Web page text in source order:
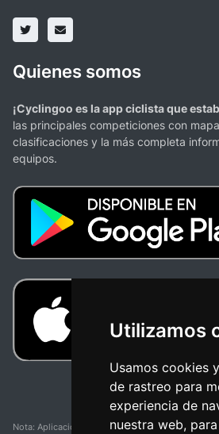
Utilizamos
Usamos cookies
de rastreo para
experiencia de
nuestra web,
Quienes somos
¡Cyclingoo es la app ciclista que
las principales competiciones con
clasificaciones y la más completa
equipos.
Nota: Aplicación y web no oficial y no relacionada